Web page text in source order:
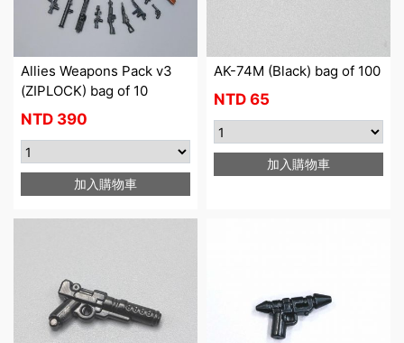
Allies Weapons Pack v3
(ZIPLOCK) bag of 10
NTD 390
加入購物車
AK-74M (Black) bag of 100
NTD 65
加入購物車